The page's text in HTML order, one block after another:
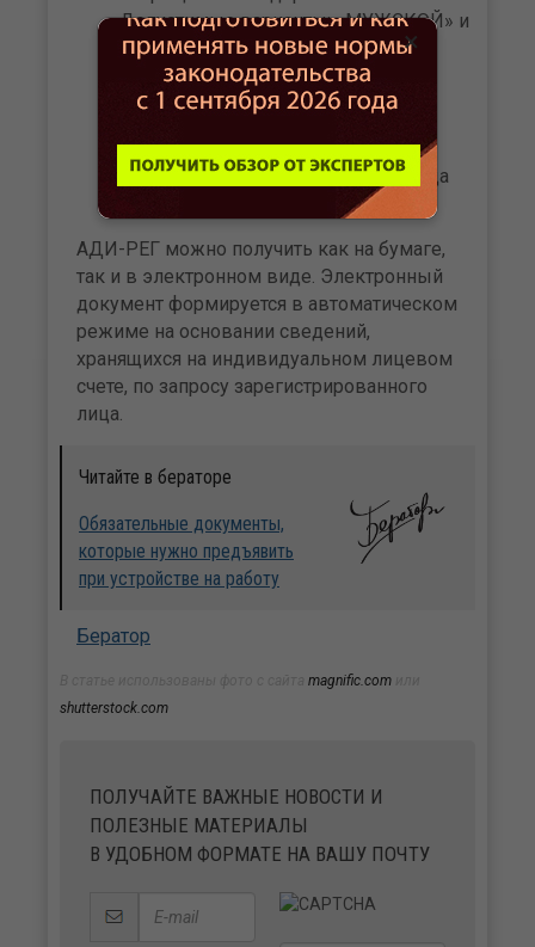
Допустимые варианты: «МУЖСКОЙ» и
«ЖЕНСКИЙ».
дату регистрации гражданина в
системе индивидуального
(персонифицированного) учета в
формате «ДД наименование месяца
АДИ-РЕГ можно получить как на бумаге,
так и в электронном виде. Электронный
документ формируется в автоматическом
режиме на основании сведений,
хранящихся на индивидуальном лицевом
счете, по запросу зарегистрированного
лица.
Читайте в бераторе
Обязательные документы,
которые нужно предъявить
при устройстве на работу
Бератор
magnific.com
shutterstock.com
ПОЛУЧАЙТЕ ВАЖНЫЕ НОВОСТИ И
ПОЛЕЗНЫЕ МАТЕРИАЛЫ
В УДОБНОМ ФОРМАТЕ НА ВАШУ ПОЧТУ
×